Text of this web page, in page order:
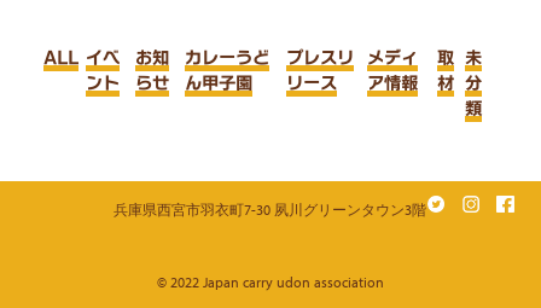
ALL
イベ
ント
お知
らせ
カレーうど
ん甲子園
プレスリ
リース
メディ
ア情報
取
材
未
分
類
兵庫県西宮市羽衣町7-30 夙川グリーンタウン3階
© 2022 Japan carry udon association